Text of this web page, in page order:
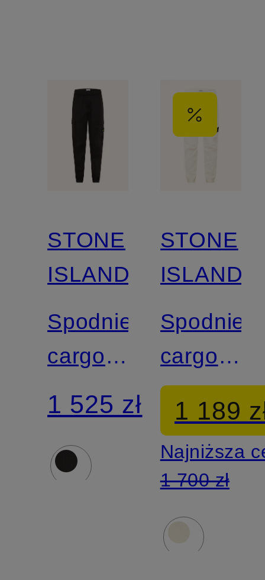
STONE
ISLAND
Spodnie
cargo
Regular
Fit
1 525 zł
STONE
ISLAND
Spodnie
cargo
Extra
Slim Fit
1 189
Najniższa
1 700 zł